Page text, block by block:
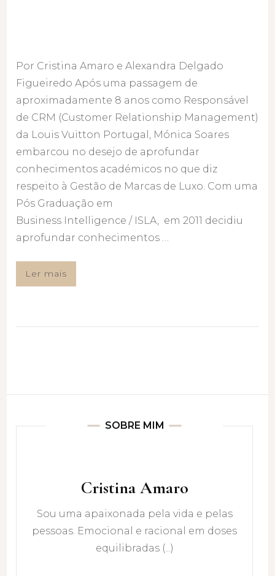
Por Cristina Amaro e Alexandra Delgado
Figueiredo Após uma passagem de
aproximadamente 8 anos como Responsável
de CRM (Customer Relationship Management)
da Louis Vuitton Portugal, Mónica Soares
embarcou no desejo de aprofundar
conhecimentos académicos no que diz
respeito à Gestão de Marcas de Luxo. Com uma
Pós Graduação em
Business Intelligence / ISLA, em 2011 decidiu
aprofundar conhecimentos …
Ler mais
SOBRE MIM
Cristina Amaro
Sou uma apaixonada pela vida e pelas
pessoas. Emocional e racional em doses
equilibradas (...)